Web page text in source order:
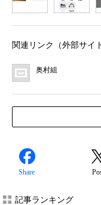
関連リンク（外部サイ
奥村組
Share
記事ランキング